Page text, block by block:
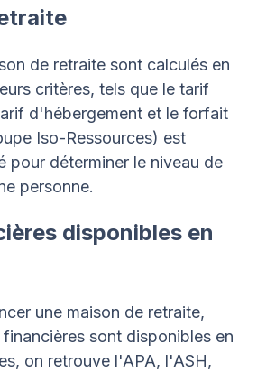
de retraite sont calculés en
critères, tels que le tarif
d'hébergement et le forfait
Iso-Ressources) est
pour déterminer le niveau de
personne.
disponibles en
une maison de retraite,
sont disponibles en
on retrouve l'APA, l'ASH,